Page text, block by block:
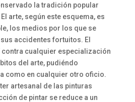
la tradición popular
arte, según este esquema, es
los medios por los que se
accidentes fortuitos. El
cualquier especialización
del arte, pudiéndo
como en cualquier otro oficio.
artesanal de las pinturas
de pintar se reduce a un